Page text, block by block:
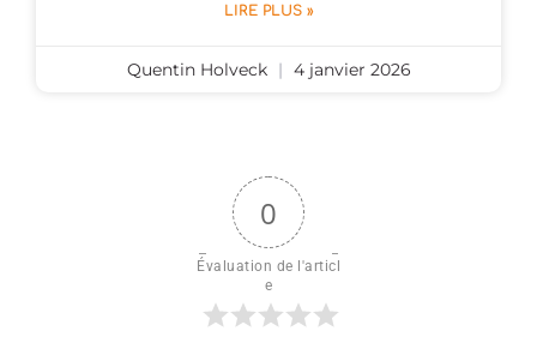
LIRE PLUS »
Quentin Holveck 4 janvier 2026
0
Évaluation de l'articl
e